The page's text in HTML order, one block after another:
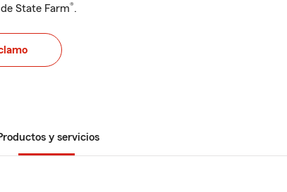
State Farm®.
y servicios